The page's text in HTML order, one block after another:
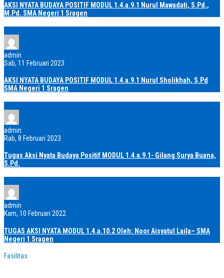
AKSI NYATA BUDAYA POSITIF MODUL 1.4.a.9.1 Nurul Mawadati, S.Pd.,
M.Pd. SMA Negeri 1 Sragen
admin
Sab, 11 Februari 2023
AKSI NYATA BUDAYA POSITIF MODUL 1.4.a.9.1 Nurul Sholikhah, S.Pd
SMA Negeri 1 Sragen
admin
Rab, 8 Februari 2023
Tugas Aksi Nyata Budaya Positif MODUL 1.4.a.9.1- Gilang Surya Buana,
S.Pd.
admin
Kam, 10 Februari 2022
TUGAS AKSI NYATA MODUL 1.4.a.10.2 Oleh: Noor Aisyatul Laila– SMA
Negeri 1 Sragen
Fasilitas